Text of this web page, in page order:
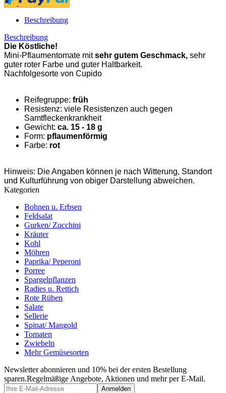
Beschreibung
Beschreibung
Die Köstliche!
Mini-Pflaumentomate mitsehr gutem Geschmack, sehr
guter roter Farbe und guter Haltbarkeit.
Nachfolgesorte von Cupido
Reifegruppe: früh
Resistenz: viele Resistenzen auch gegen
Samtfleckenkrankheit
Gewicht: ca. 15 - 18 g
Form: pflaumenförmig
Farbe: rot
Hinweis: Die Angaben können je nach Witterung, Standort
und Kulturführung von obiger Darstellung abweichen.
Kategorien
Bohnen u. Erbsen
Feldsalat
Gurken/ Zucchini
Kräuter
Kohl
Möhren
Paprika/ Peperoni
Porree
Spargelpflanzen
Radies u. Rettich
Rote Rüben
Salate
Sellerie
Spinat/ Mangold
Tomaten
Zwiebeln
Mehr Gemüsesorten
Newsletter abonnieren und 10% bei der ersten Bestellung
sparen.Regelmäßige Angebote, Aktionen und mehr per E-Mail.